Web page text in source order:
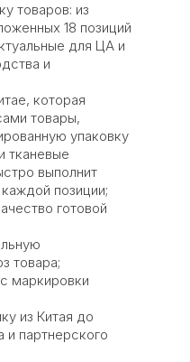
товаров: из
18 позиций
для ЦА и
и
которая
товары,
упаковку
тканевые
выполнит
позиции;
готовой
товара;
маркировки
из Китая до
и партнерского